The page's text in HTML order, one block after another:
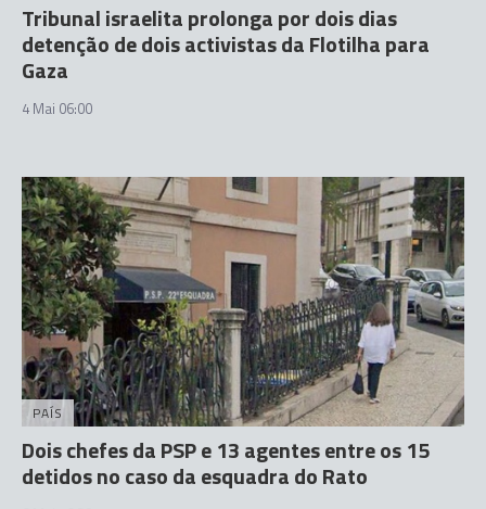
Tribunal israelita prolonga por dois dias
detenção de dois activistas da Flotilha para
Gaza
4 Mai 06:00
PAÍS
Dois chefes da PSP e 13 agentes entre os 15
detidos no caso da esquadra do Rato